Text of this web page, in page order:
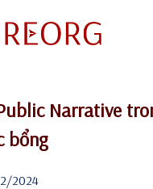
Narrative
bổng
2024